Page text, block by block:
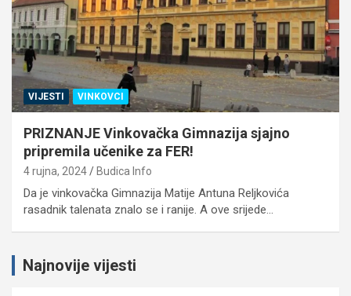
VIJESTI VINKOVCI
PRIZNANJE Vinkovačka Gimnazija sjajno
pripremila učenike za FER!
4 rujna, 2024 Budica Info
Da je vinkovačka Gimnazija Matije Antuna Reljkovića
rasadnik talenata znalo se i ranije. A ove srijede…
Najnovije vijesti